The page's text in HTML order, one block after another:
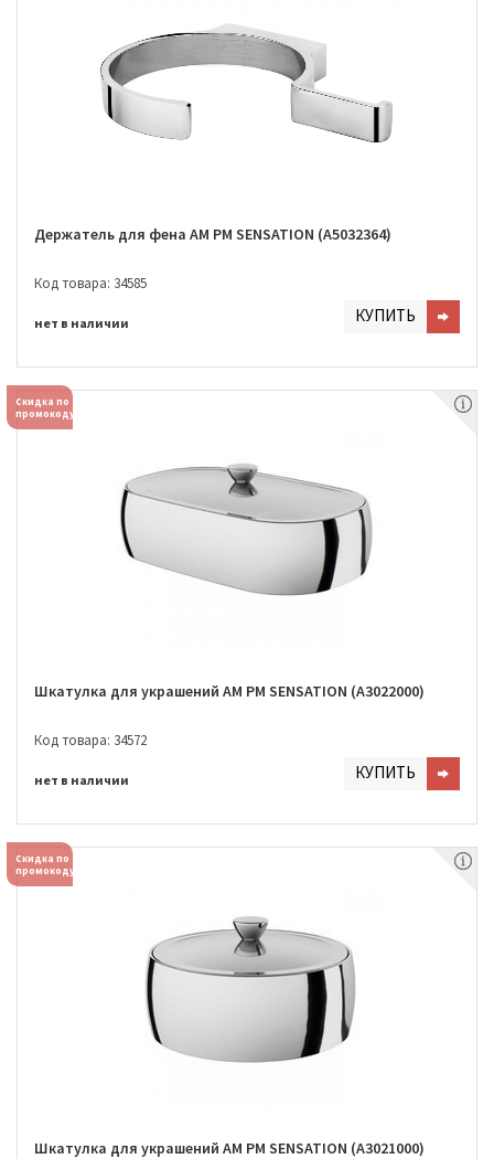
Держатель для фена AM PM SENSATION (A5032364)
Код товара: 34585
нет в наличии КУПИТЬ
Скидка по
промокоду
Шкатулка для украшений AM PM SENSATION (A3022000)
Код товара: 34572
нет в наличии КУПИТЬ
Скидка по
промокоду
Шкатулка для украшений AM PM SENSATION (A3021000)